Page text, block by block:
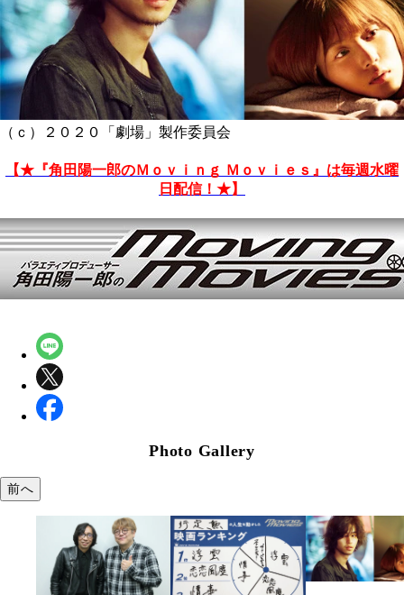
（ｃ）２０２０「劇場」製作委員会
【★『角田陽一郎のＭｏｖｉｎｇ Ｍｏｖｉｅｓ』は毎週水曜
日配信！★】
Photo Gallery
前へ